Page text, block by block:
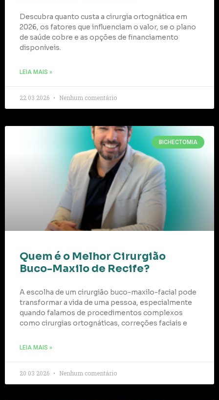
Descubra quanto custa a cirurgia ortognática em
2026, os fatores que influenciam o valor, se o plano
de saúde cobre e as opções de financiamento
disponíveis.
LEIA MAIS »
22 03 2026 Nenhum comentário
BICHECTOMIA
Quem é o Melhor Cirurgião
Buco-Maxilo de Recife?
A escolha de um cirurgião buco-maxilo-facial pode
transformar a vida de uma pessoa, especialmente
quando falamos de procedimentos complexos
como cirurgias ortognáticas, correções faciais e
LEIA MAIS »
20 03 2026 Nenhum comentário